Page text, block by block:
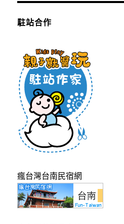
駐站合作
瘋台灣台南民宿網